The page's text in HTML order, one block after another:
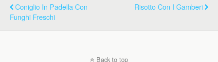
Coniglio In Padella Con
Funghi Freschi
Risotto Con I Gamberi
Back to top